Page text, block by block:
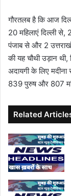
गौरतलब है कि आज
20 महिलाएं दिल्ली
पंजाब से और 2
की यह चौथी उड़ान
अदायगी के लिए मदीना
839 पुरुष और 807
Related